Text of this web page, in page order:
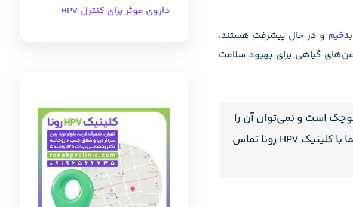
و در حال پیشرفت هستند،
گیاهی برای بهبود سلامت
است و نمی‌توان آن را
جایگزین درمان‌های کلینیکی و موثر کرد. برای درمان زگیل‌های در حال رشد در ناحیه تناسلی، حتما با کلینیک HPV رونا تماس
داروی موثر برای کنترل HPV